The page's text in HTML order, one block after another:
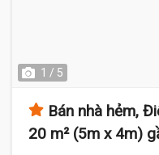
1 / 5
Bán nhà hẻm,
20 m² (5m x 4m)